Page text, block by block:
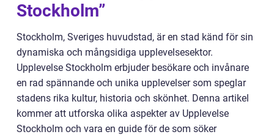
Stockholm”
Stockholm, Sveriges huvudstad, är en stad känd för sin
dynamiska och mångsidiga upplevelsesektor.
Upplevelse Stockholm erbjuder besökare och invånare
en rad spännande och unika upplevelser som speglar
stadens rika kultur, historia och skönhet. Denna artikel
kommer att utforska olika aspekter av Upplevelse
Stockholm och vara en guide för de som söker